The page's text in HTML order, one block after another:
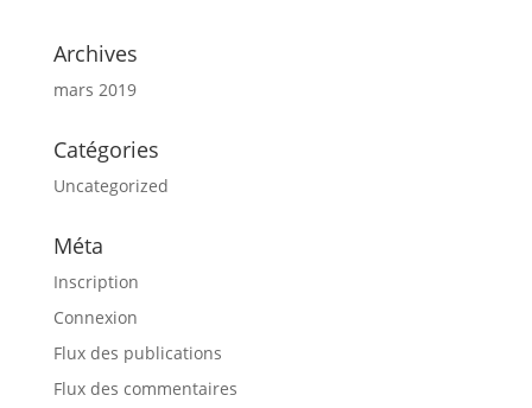
Archives
mars 2019
Catégories
Uncategorized
Méta
Inscription
Connexion
Flux des publications
Flux des commentaires